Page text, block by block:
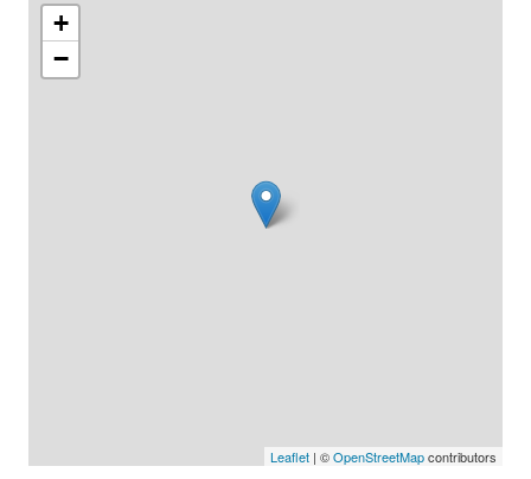
+
−
Leaflet | ©OpenStreetMapcontributors